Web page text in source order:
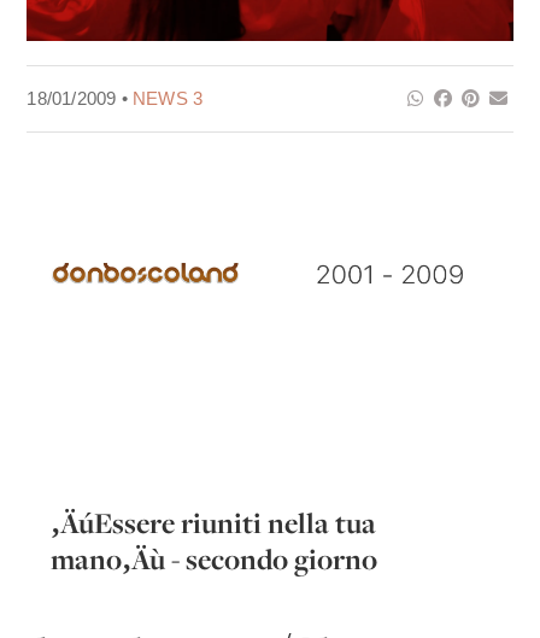
18/01/2009 • NEWS 3
‚ÄúEssere riuniti nella tua
mano‚Äù - secondo giorno